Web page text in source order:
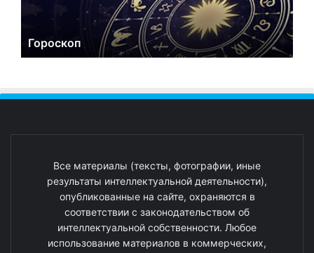
Гороскоп
Все материалы (тексты, фотографии, иные
результаты интеллектуальной деятельности),
опубликованные на сайте, охраняются в
соответствии с законодательством об
интеллектуальной собственности. Любое
использование материалов в коммерческих,